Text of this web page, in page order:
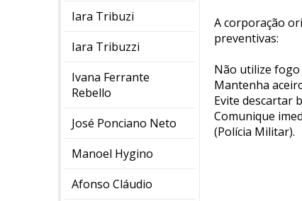
Iara Tribuzi
Iara Tribuzzi
Ivana Ferrante
Rebello
José Ponciano Neto
Manoel Hygino
Afonso Cláudio
A corporação
preventivas:
Não utilize
Mantenha
Evite descartar
Comunique
(Polícia Militar).